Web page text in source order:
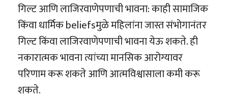
गिल्ट आणि लाजिरवाणेपणाची भावना: काही सामाजिक
किंवा धार्मिक beliefsमुळे महिलांना जास्त संभोगानंतर
गिल्ट किंवा लाजिरवाणेपणाची भावना येऊ शकते. ही
नकारात्मक भावना त्यांच्या मानसिक आरोग्यावर
परिणाम करू शकते आणि आत्मविश्वासाला कमी करू
शकते.